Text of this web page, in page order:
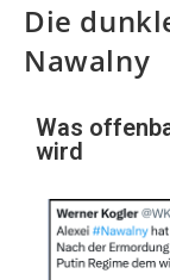
Die
Nawalny
Was
wird